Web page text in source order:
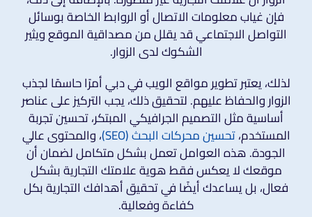
فإن غياب معلومات الاتصال أو الروابط الخاصة بوسائل
التواصل الاجتماعي قد يقلل من مصداقية الموقع ويثير
الشكوك لدى الزوار.
لذلك، يعتبر تطوير مواقع الويب في دبي أمرًا حاسمًا لجذب
الزوار والحفاظ عليهم. لتحقيق ذلك، يجب التركيز على عناصر
أساسية مثل التصميم الجرافيكي المبتكر، تحسين تجربة
المستخدم،تحسين محركات البحث (SEO) ، والمحتوى عالي
الجودة. هذه العوامل تعمل بشكل متكامل لضمان أن
موقعك لا يعكس فقط هوية علامتك التجارية بشكل
فعال، بل يساعدك أيضًا في تحقيق أهدافك التجارية بكل
كفاءة وفعالية.